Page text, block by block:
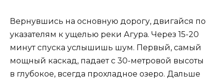
Вернувшись на основную дорогу, двигайся по
указателям к ущелью реки Агура. Через 15-20
минут спуска услышишь шум. Первый, самый
мощный каскад, падает с 30-метровой высоты
в глубокое, всегда прохладное озеро. Дальше